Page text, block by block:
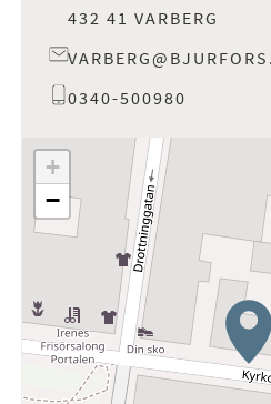
432 41 VARBERG
0340-500980
+
−